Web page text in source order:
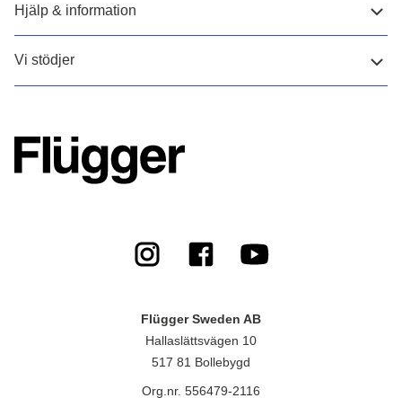
Hjälp & information
Vi stödjer
Flügger Sweden AB
Hallaslättsvägen 10
517 81 Bollebygd
Org.nr. 556479-2116